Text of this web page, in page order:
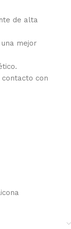
de alta
mejor
con